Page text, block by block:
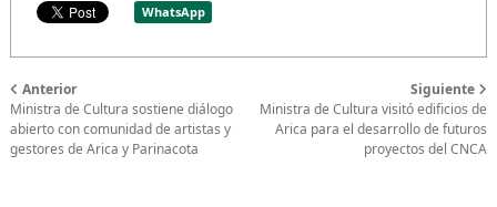
WhatsApp
Anterior
Ministra de Cultura sostiene diálogo
abierto con comunidad de artistas y
gestores de Arica y Parinacota
Siguiente
Ministra de Cultura visitó edificios de
Arica para el desarrollo de futuros
proyectos del CNCA